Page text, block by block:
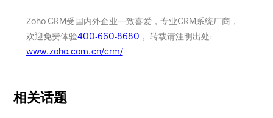
Zoho CRM受国内外企业一致喜爱，专业CRM系统厂商，
欢迎免费体验400-660-8680 ， 转载请注明出处:
www.zoho.com.cn/crm/
相关话题